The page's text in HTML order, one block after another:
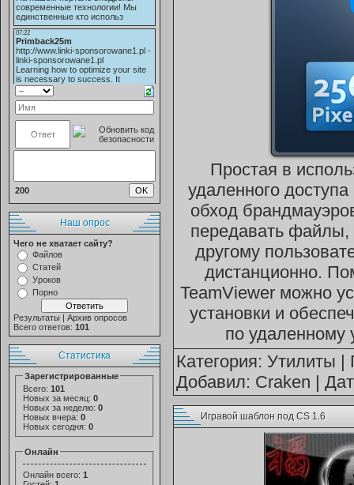
200
Наш опрос
Чего не хватает сайту?
Файлов
Статей
Уроков
Порно
Результаты | Архив опросов
Всего ответов: 101
Статистика
Зарегистрированные
Всего: 101
Новых за месяц: 0
Новых за неделю: 0
Новых вчера: 0
Новых сегодня: 0
Онлайн
Онлайн всего: 1
Простая в
удаленного
обход
передавать файлы,
другому
дистанционно.
TeamViewer можно
установки и
по удаленному
Категория: Утилиты |
Добавил: Craken |
Игравой шаблон под CS 1.6